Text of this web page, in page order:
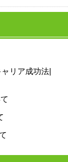
リア成功法|